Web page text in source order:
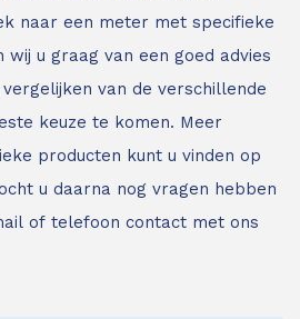
naar een meter met specifieke
wij u graag van een goed advies
van de verschillende
keuze te komen. Meer
producten kunt u vinden op
u daarna nog vragen hebben
of telefoon contact met ons